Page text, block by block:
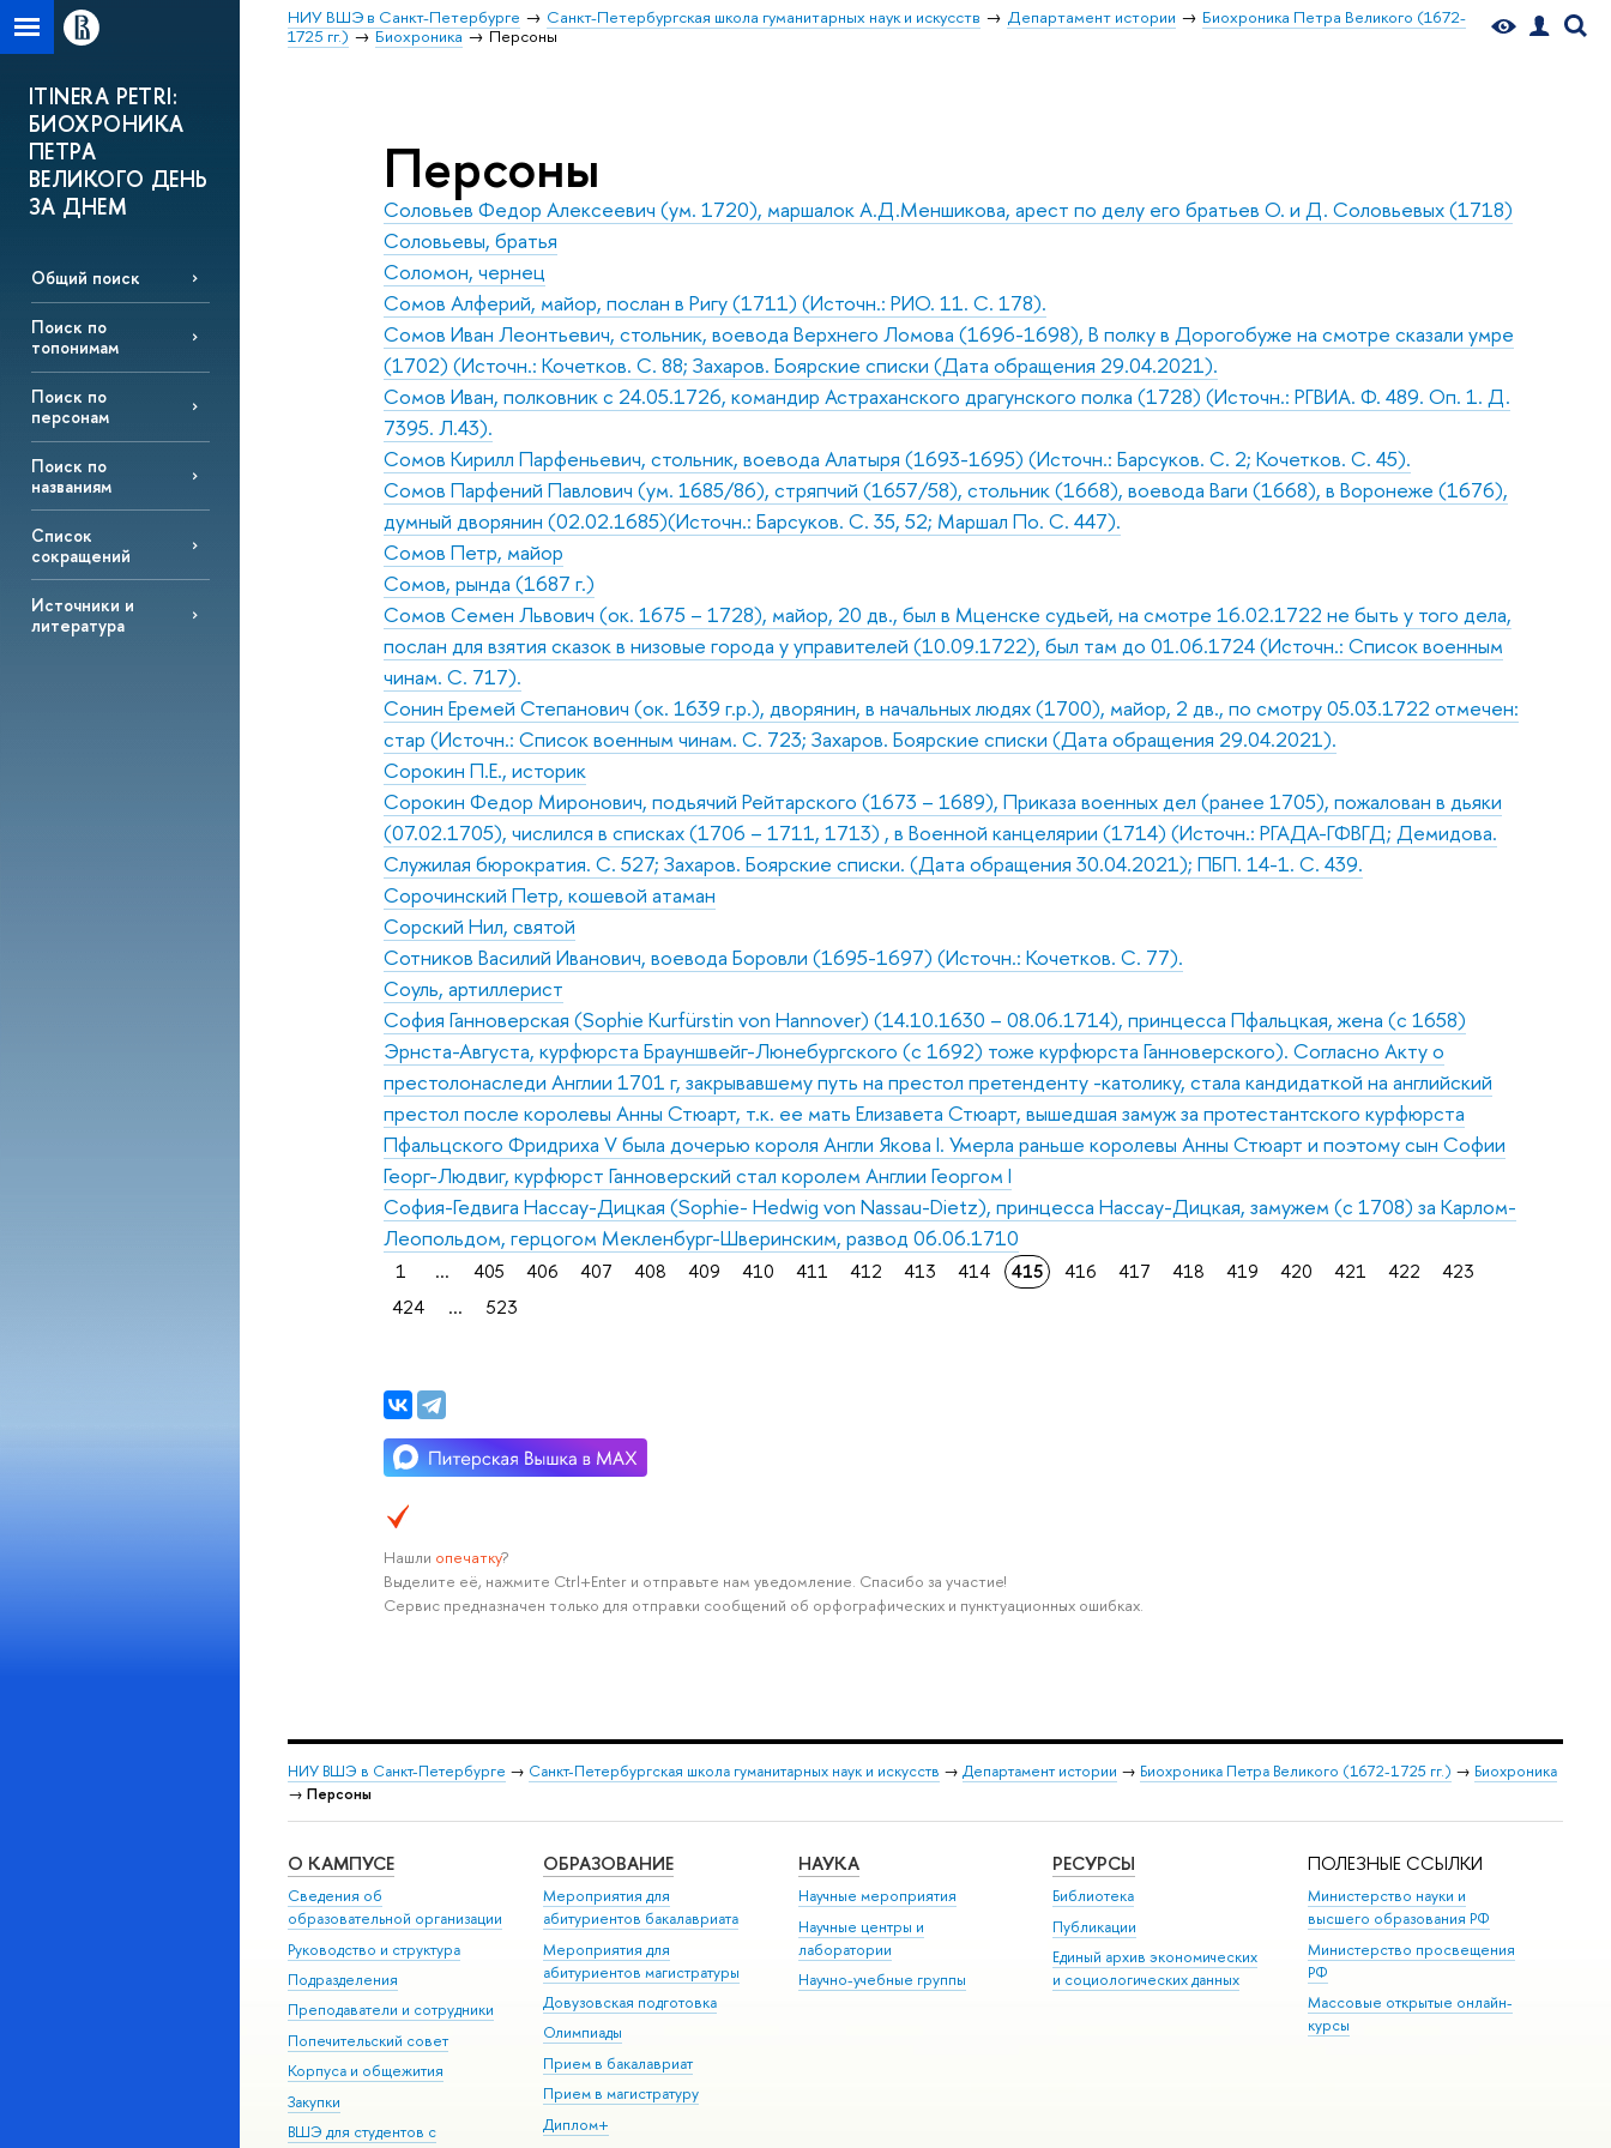
НИУ ВШЭ в Санкт-Петербурге Санкт-Петербургская школа гуманитарных наук и искусств Департамент истории
Биохроника Петра Великого (1672-
1725 гг.)
Биохроника Персоны
ITINERA PETRI:
БИОХРОНИКА
ПЕТРА
ВЕЛИКОГО ДЕНЬ
ЗА ДНЕМ
Общий поиск
Поиск по
топонимам
Поиск по
персонам
Поиск по
названиям
Список
сокращений
Источники и
литература
Персоны
Соловьев Федор Алексеевич (ум. 1720), маршалок А.Д.Меншикова, арест по делу его братьев О. и Д. Соловьевых (1718)
Соловьевы, братья
Соломон, чернец
Сомов Алферий, майор, послан в Ригу (1711) (Источн.: РИО. 11. С. 178).
Сомов Иван Леонтьевич, стольник, воевода Верхнего Ломова (1696-1698), В полку в Дорогобуже на смотре сказали умре
(1702) (Источн.: Кочетков. С. 88; Захаров. Боярские списки (Дата обращения 29.04.2021).
Сомов Иван, полковник с 24.05.1726, командир Астраханского драгунского полка (1728) (Источн.: РГВИА. Ф. 489. Оп. 1. Д.
7395. Л.43).
Сомов Кирилл Парфеньевич, стольник, воевода Алатыря (1693-1695) (Источн.: Барсуков. С. 2; Кочетков. С. 45).
Сомов Парфений Павлович (ум. 1685/86), стряпчий (1657/58), стольник (1668), воевода Ваги (1668), в Воронеже (1676),
думный дворянин (02.02.1685)(Источн.: Барсуков. С. 35, 52; Маршал По. С. 447).
Сомов Петр, майор
Сомов, рында (1687 г.)
Сомов Семен Львович (ок. 1675 – 1728), майор, 20 дв., был в Мценске судьей, на смотре 16.02.1722 не быть у того дела,
послан для взятия сказок в низовые города у управителей (10.09.1722), был там до 01.06.1724 (Источн.: Список военным
чинам. С. 717).
Сонин Еремей Степанович (ок. 1639 г.р.), дворянин, в начальных людях (1700), майор, 2 дв., по смотру 05.03.1722 отмечен:
стар (Источн.: Список военным чинам. С. 723; Захаров. Боярские списки (Дата обращения 29.04.2021).
Сорокин П.Е., историк
Сорокин Федор Миронович, подьячий Рейтарского (1673 – 1689), Приказа военных дел (ранее 1705), пожалован в дьяки
(07.02.1705), числился в списках (1706 – 1711, 1713) , в Военной канцелярии (1714) (Источн.: РГАДА-ГФВГД; Демидова.
Служилая бюрократия. С. 527; Захаров. Боярские списки. (Дата обращения 30.04.2021); ПБП. 14-1. С. 439.
Сорочинский Петр, кошевой атаман
Сорский Нил, святой
Сотников Василий Иванович, воевода Боровли (1695-1697) (Источн.: Кочетков. С. 77).
Соуль, артиллерист
София Ганноверская (Sophie Kurfürstin von Hannover) (14.10.1630 – 08.06.1714), принцесса Пфальцкая, жена (с 1658)
Эрнста-Августа, курфюрста Брауншвейг-Люнебургского (с 1692) тоже курфюрста Ганноверского). Согласно Акту о
престолонаследи Англии 1701 г, закрывавшему путь на престол претенденту -католику, стала кандидаткой на английский
престол после королевы Анны Стюарт, т.к. ее мать Елизавета Стюарт, вышедшая замуж за протестантского курфюрста
Пфальцского Фридриха V была дочерью короля Англи Якова I. Умерла раньше королевы Анны Стюарт и поэтому сын Софии
Георг-Людвиг, курфюрст Ганноверский стал королем Англии Георгом I
София-Гедвига Нассау-Дицкая (Sophiе- Hedwig vоn Nassau-Dietz), принцесса Нассау-Дицкая, замужем (с 1708) за Карлом-
Леопольдом, герцогом Мекленбург-Шверинским, развод 06.06.1710
1 ... 405 406 407 408 409 410 411 412 413 414 415 416 417 418 419 420 421 422
423
424
... 523
Нашли опечатку?
Выделите её, нажмите Ctrl+Enter и отправьте нам уведомление. Спасибо за участие!
Сервис предназначен только для отправки сообщений об орфографических и пунктуационных ошибках.
НИУ ВШЭ в Санкт-Петербурге → Санкт-Петербургская школа гуманитарных наук и искусств → Департамент истории → Биохроника Петра Великого (1672-1725 гг.) → Биохроника
→ Персоны
О КАМПУСЕ
Сведения об
образовательной организации
Руководство и структура
Подразделения
Преподаватели и сотрудники
Попечительский совет
Корпуса и общежития
Закупки
ВШЭ для студентов с
ОБРАЗОВАНИЕ
Мероприятия для
абитуриентов бакалавриата
Мероприятия для
абитуриентов магистратуры
Довузовская подготовка
Олимпиады
Прием в бакалавриат
Прием в магистратуру
Диплом+
НАУКА
Научные мероприятия
Научные центры и
лаборатории
Научно-учебные группы
РЕСУРСЫ
Библиотека
Публикации
Единый архив экономических
и социологических данных
ПОЛЕЗНЫЕ ССЫЛКИ
Министерство науки и
высшего образования РФ
Министерство просвещения
РФ
Массовые открытые онлайн-
курсы